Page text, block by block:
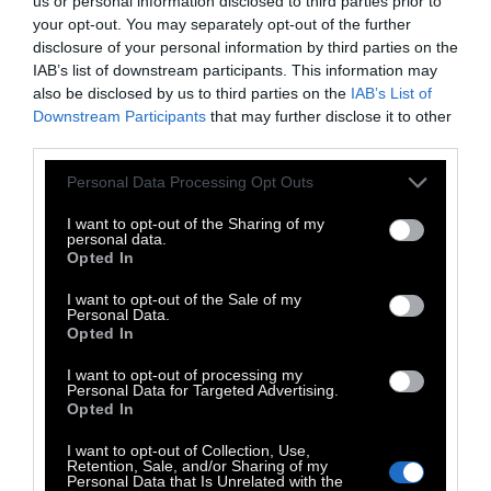
your opt-out. You may separately opt-out of the further
disclosure of your personal information by third parties on the
IAB’s list of downstream participants. This information may
also be disclosed by us to third parties on the IAB’s List of
Downstream Participants that may further disclose it to other
Personal Data Processing Opt Outs
I want to opt-out of the Sharing of my
personal data.
Opted In
I want to opt-out of the Sale of my
Personal Data.
Opted In
I want to opt-out of processing my
Personal Data for Targeted Advertising.
Opted In
I want to opt-out of Collection, Use,
Retention, Sale, and/or Sharing of my
Personal Data that Is Unrelated with the
Επιχειρηματίες της εστίασης και του
τουρισμού εκφράζουν φόβους ότι θα
αναγκάζονται να αποθηκεύουν και να
μεταφέρουν τεράστιες ποσότητες
συσκευασιών καθημερινά, επιβαρυνόμενοι με
επιπλέον κόστος μεταφοράς και εργατικών
κόστος που τελικά θα μετακυλιστεί
στους καταναλωτές.
Αυξήσεις στις τιμές νερού
και ποτών
Το νέο σύστημα συνδέεται και με αυξήσεις